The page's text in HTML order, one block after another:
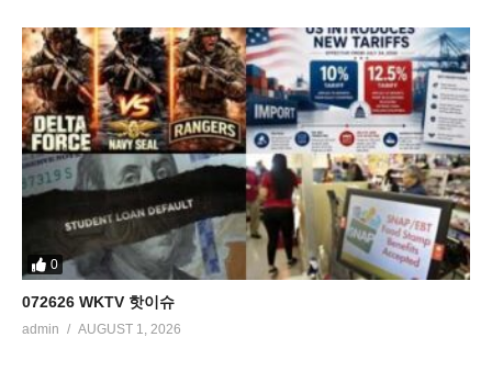
0
072626 WKTV 핫이슈
admin AUGUST 1, 2026